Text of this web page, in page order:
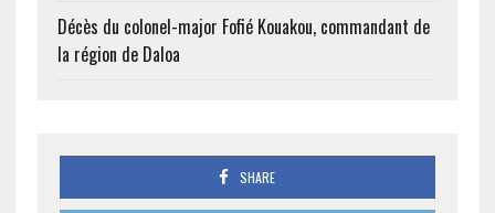
Décès du colonel-major Fofié Kouakou, commandant de
la région de Daloa
SHARE